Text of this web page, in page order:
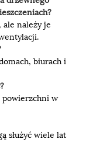
ale należy je
biurach i
w
służyć wiele lat